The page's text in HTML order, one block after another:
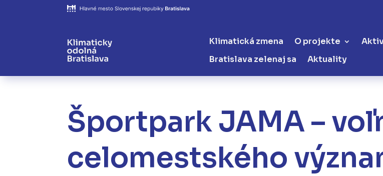
Klimatická zmena O projekte
Bratislava zelenaj sa
Aktuality
Športpark JAMA –
celomestského